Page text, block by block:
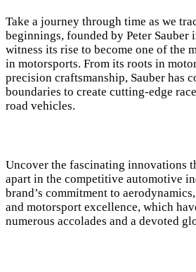
Take a journey through time as we
beginnings, founded by Peter Sauber
witness its rise to become one of the
in motorsports. From its roots in
precision craftsmanship, Sauber has
boundaries to create cutting-edge
road vehicles.
Uncover the fascinating innovations
apart in the competitive automotive
brand’s commitment to
and motorsport excellence, which
numerous accolades and a devoted